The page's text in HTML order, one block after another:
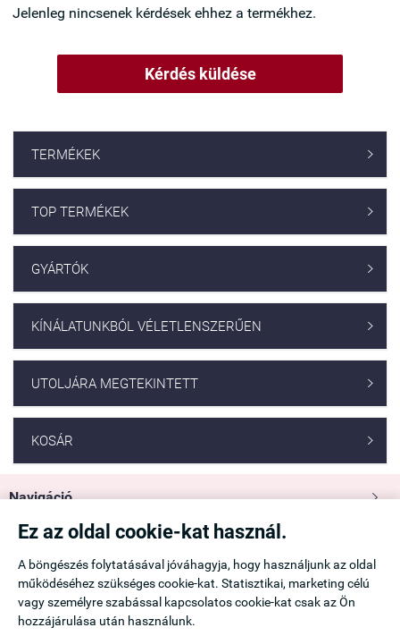
Ez az oldal cookie-kat használ.
A böngészés folytatásával jóváhagyja, hogy használjunk az oldal
működéséhez szükséges cookie-kat. Statisztikai, marketing célú
vagy személyre szabással kapcsolatos cookie-kat csak az Ön
hozzájárulása után használunk.
Jelenleg nincsenek kérdések ehhez a termékhez.
Kérdés küldése
TERMÉKEK 
TOP TERMÉKEK 
GYÁRTÓK 
KÍNÁLATUNKBÓL VÉLETLENSZERŰEN 
UTOLJÁRA MEGTEKINTETT 
KOSÁR 
Navigáció 
Információk